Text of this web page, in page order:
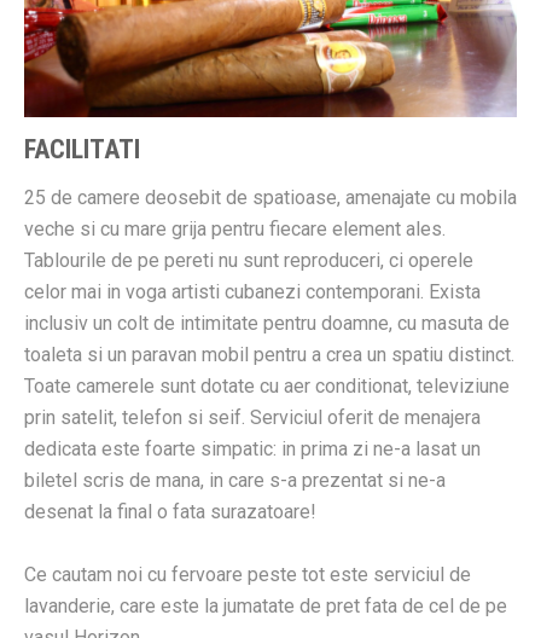
FACILITATI
25 de camere deosebit de spatioase, amenajate cu mobila
veche si cu mare grija pentru fiecare element ales.
Tablourile de pe pereti nu sunt reproduceri, ci operele
celor mai in voga artisti cubanezi contemporani. Exista
inclusiv un colt de intimitate pentru doamne, cu masuta de
toaleta si un paravan mobil pentru a crea un spatiu distinct.
Toate camerele sunt dotate cu aer conditionat, televiziune
prin satelit, telefon si seif. Serviciul oferit de menajera
dedicata este foarte simpatic: in prima zi ne-a lasat un
biletel scris de mana, in care s-a prezentat si ne-a
desenat la final o fata surazatoare!
Ce cautam noi cu fervoare peste tot este serviciul de
lavanderie, care este la jumatate de pret fata de cel de pe